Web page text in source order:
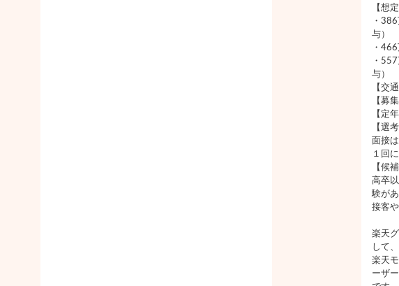
【想
・
与）
・
・
与）
【交
【募
【定
【選
面接
１回
【候
高卒
験が
接客
楽天
して、
楽天
ーザ